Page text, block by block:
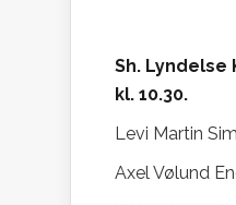
Sh. Lyndelse
kl. 10.30.
Levi Martin
Axel Vølund